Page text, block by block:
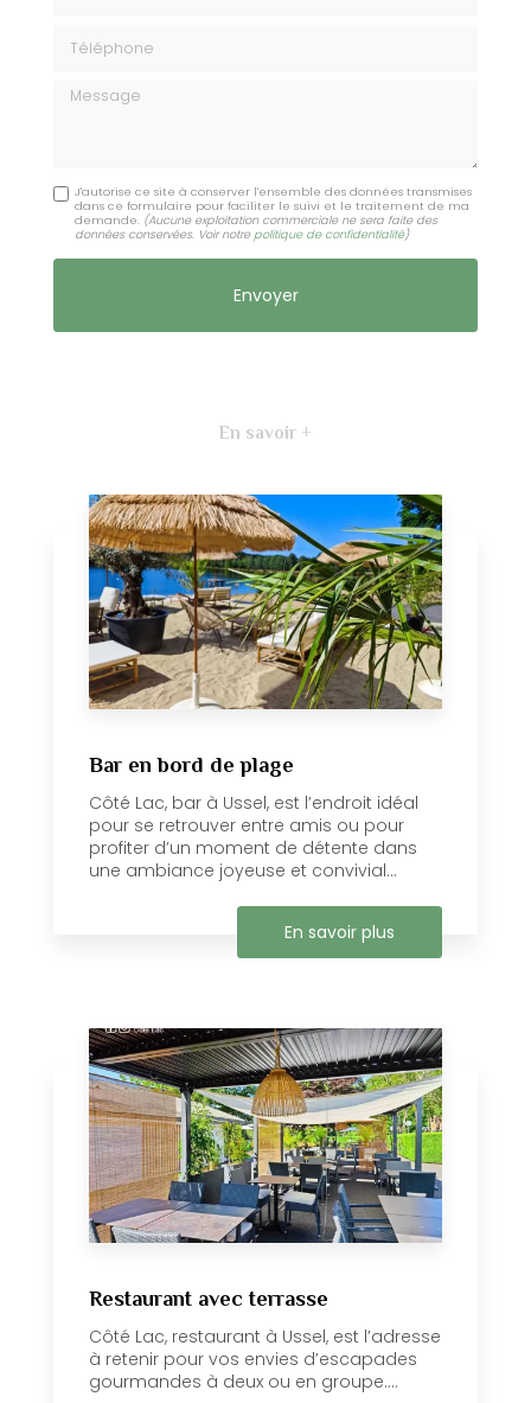
Message
J'autorise ce site à conserver l'ensemble des données transmises
dans ce formulaire pour faciliter le suivi et le traitement de ma
demande. (Aucune exploitation commerciale ne sera faite des
données conservées. Voir notre politique de confidentialité)
En savoir +
Bar en bord de plage
Côté Lac, bar à Ussel, est l’endroit idéal
pour se retrouver entre amis ou pour
profiter d’un moment de détente dans
une ambiance joyeuse et convivial...
En savoir plus
Restaurant avec terrasse
Côté Lac, restaurant à Ussel, est l’adresse
à retenir pour vos envies d’escapades
gourmandes à deux ou en groupe....